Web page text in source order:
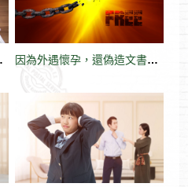
的滋味 因為外遇懷孕，還偽造文書簽署流產同意書